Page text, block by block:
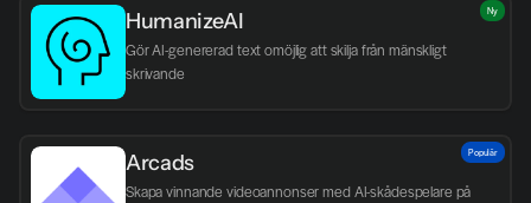
HumanizeAI
Gör AI-genererad text omöjlig att skilja från mänskligt
skrivande
Ny
Arcads
Skapa vinnande videoannonser med AI-skådespelare på
Populär